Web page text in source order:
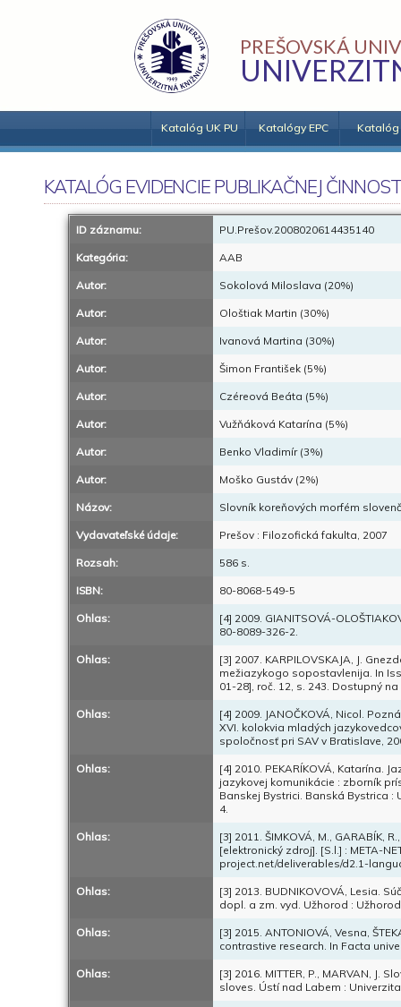
PREŠOVSKÁ
Katalóg UK PU Katalógy EPC Katalóg
KATALÓG EVIDENCIE PUBLIKAČNEJ
ID záznamu: PU.Prešov.2008020614435140
Kategória: AAB
Autor: Sokolová Miloslava (20%)
Autor: Ološtiak Martin (30%)
Autor: Ivanová Martina (30%)
Autor: Šimon František (5%)
Autor: Czéreová Beáta (5%)
Autor: Vužňáková Katarína (5%)
Autor: Benko Vladimír (3%)
Autor: Moško Gustáv (2%)
Názov: Slovník koreňových morfém
Vydavateľské údaje: Prešov : Filozofická fakulta, 2007
Rozsah: 586 s.
ISBN: 80-8068-549-5
Ohlas:
[4] 2009. GIANITSOVÁ-
80-8089-326-2.
Ohlas:
[3] 2007. KARPILOVSKAJA, J.
mežiazykogo sopostavlenija. In
01-28], roč. 12, s. 243. Dostupný
Ohlas:
[4] 2009. JANOČKOVÁ, Nicol.
XVI. kolokvia mladých
spoločnosť pri SAV v Bratislave,
Ohlas:
[4] 2010. PEKARÍKOVÁ, Katarína.
jazykovej komunikácie : zborník
Banskej Bystrici. Banská Bystrica :
4.
Ohlas:
[3] 2011. ŠIMKOVÁ, M., GARABÍK,
[elektronický zdroj]. [S.l.] : META-
project.net/deliverables/d2.1-
Ohlas:
[3] 2013. BUDNIKOVOVÁ, Lesia.
dopl. a zm. vyd. Užhorod :
Ohlas:
[3] 2015. ANTONIOVÁ, Vesna,
contrastive research. In Facta
Ohlas:
[3] 2016. MITTER, P., MARVAN,
sloves. Ústí nad Labem :